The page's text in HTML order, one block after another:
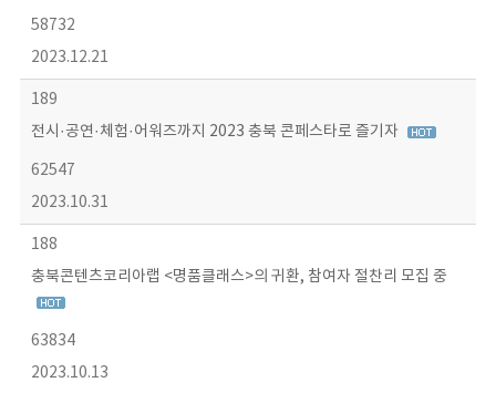
58732
2023.12.21
189
전시·공연·체험·어워즈까지 2023 충북 콘페스타로 즐기자
62547
2023.10.31
188
충북콘텐츠코리아랩 <명품클래스>의 귀환, 참여자 절찬리 모집 중
63834
2023.10.13